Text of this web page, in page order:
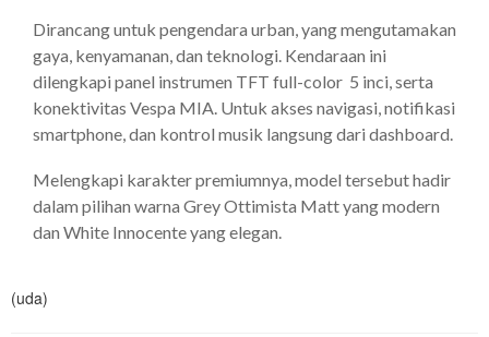
Dirancang untuk pengendara urban, yang mengutamakan
gaya, kenyamanan, dan teknologi. Kendaraan ini
dilengkapi panel instrumen TFT full-color 5 inci, serta
konektivitas Vespa MIA. Untuk akses navigasi, notifikasi
smartphone, dan kontrol musik langsung dari dashboard.
Melengkapi karakter premiumnya, model tersebut hadir
dalam pilihan warna Grey Ottimista Matt yang modern
dan White Innocente yang elegan.
(uda)